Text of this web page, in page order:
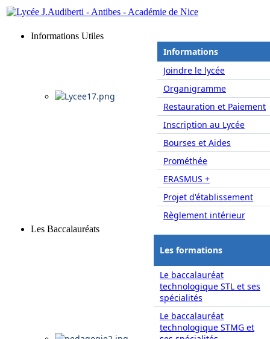
Informations Utiles
Informations
Joindre le lycée
Organigramme
Restauration et Paiement
Inscription au Lycée
Bourses et Aides
Prométhée
ERASMUS +
Projet d'établissement
Règlement intérieur
Les Baccalauréats
Les formations
Le baccalauréat
technologique STL et ses
spécialités
Le baccalauréat
technologique STMG et